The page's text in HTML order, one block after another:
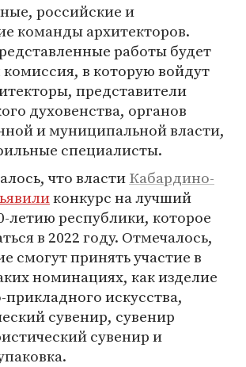
российские и
команды архитекторов.
работы будет
комиссия, в которую войдут
представители
духовенства, органов
и муниципальной власти,
специалисты.
что властиКабардино-
конкурс на лучший
летию республики, которое
в 2022 году. Отмечалось,
смогут принять участие в
номинациях, как изделие
искусства,
сувенир, сувенир
сувенир и